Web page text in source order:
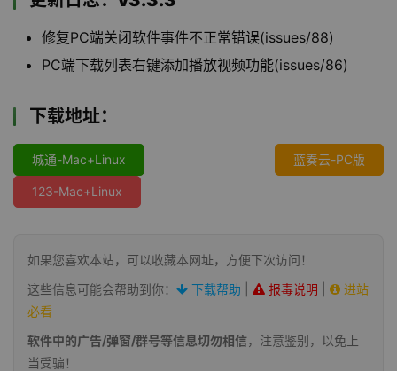
修复PC端关闭软件事件不正常错误(issues/88)
PC端下载列表右键添加播放视频功能(issues/86)
下载地址：
城通-Mac+Linux 蓝奏云-PC版
123-Mac+Linux
如果您喜欢本站，可以收藏本网址，方便下次访问！
这些信息可能会帮助到你：
下载帮助 报毒说明
进站
必看
软件中的广告/弹窗/群号等信息切勿相信，注意鉴别，以免上
当受骗！